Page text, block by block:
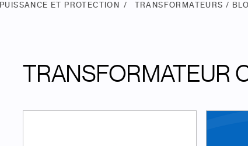
PUISSANCE ET PROTECTION TRANSFORMATEURS /
TRANSFORMATEUR